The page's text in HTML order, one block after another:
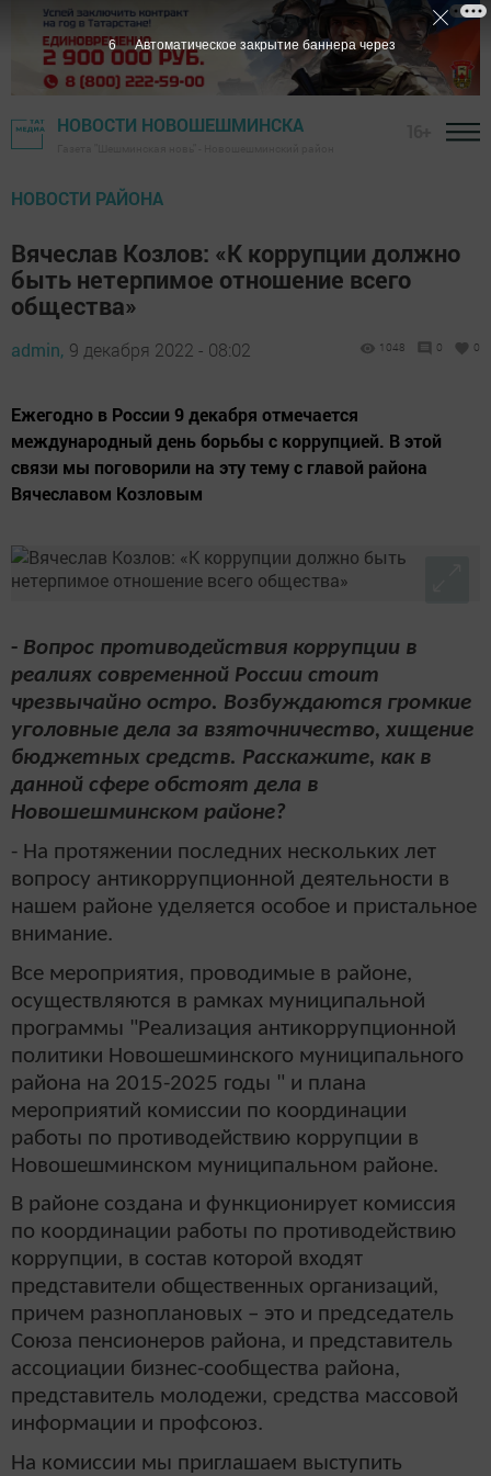
НОВОСТИ НОВОШЕШМИНСКА
НОВОСТИ РАЙОНА
Вячеслав Козлов: «К коррупции должно
быть нетерпимое отношение всего
общества»
admin, 9 декабря 2022 - 08:02 1048 0 0
Ежегодно в России 9 декабря отмечается
международный день борьбы с коррупцией. В этой
связи мы поговорили на эту тему с главой района
Вячеславом Козловым
- Вопрос противодействия коррупции в
реалиях современной России стоит
чрезвычайно остро. Возбуждаются громкие
уголовные дела за взяточничество, хищение
бюджетных средств. Расскажите, как в
данной сфере обстоят дела в
Новошешминском районе?
- На протяжении последних нескольких лет
вопросу антикоррупционной деятельности в
нашем районе уделяется особое и пристальное
внимание.
Все мероприятия, проводимые в районе,
осуществляются в рамках муниципальной
программы "Реализация антикоррупционной
политики Новошешминского муниципального
района на 2015-2025 годы " и плана
мероприятий комиссии по координации
работы по противодействию коррупции в
Новошешминском муниципальном районе.
В районе создана и функционирует комиссия
по координации работы по противодействию
коррупции, в состав которой входят
представители общественных организаций,
причем разноплановых – это и председатель
Союза пенсионеров района, и представитель
ассоциации бизнес-сообщества района,
представитель молодежи, средства массовой
информации и профсоюз.
На комиссии мы приглашаем выступить
4 Автоматическое закрытие баннера через